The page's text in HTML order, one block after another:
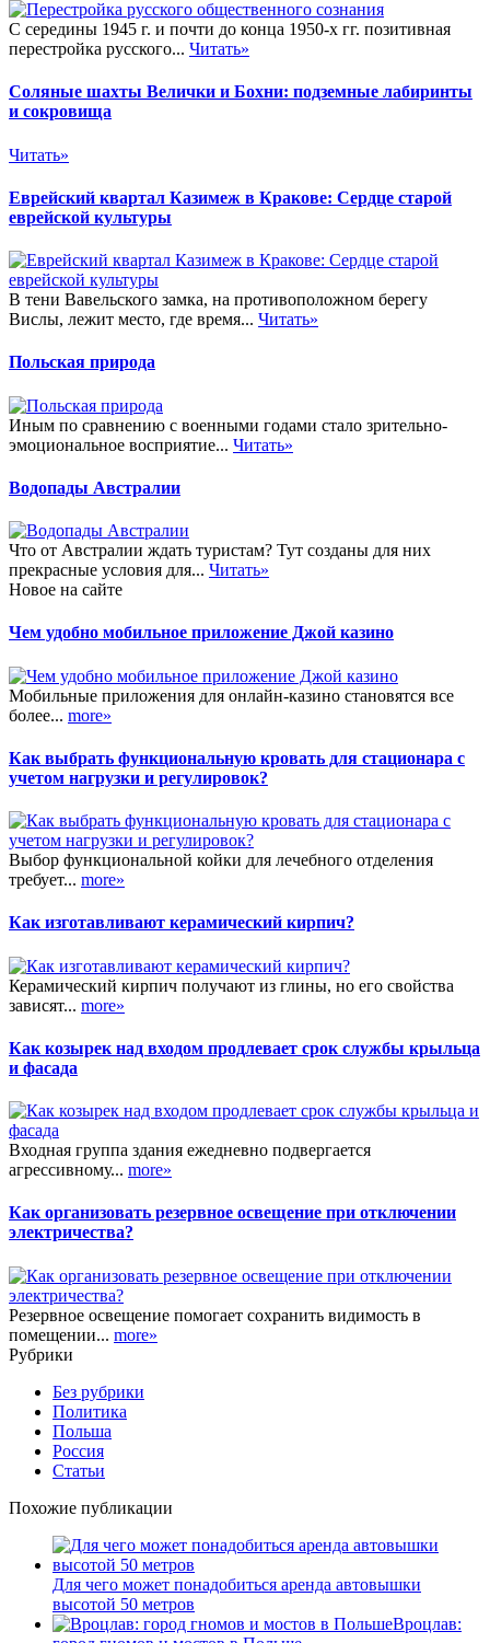
С середины 1945 г. и почти до конца 1950-х гг. позитивная
перестройка русского... Читать»
Соляные шахты Велички и Бохни: подземные лабиринты
и сокровища
Читать»
Еврейский квартал Казимеж в Кракове: Сердце старой
еврейской культуры
В тени Вавельского замка, на противоположном берегу
Вислы, лежит место, где время... Читать»
Польская природа
Иным по сравнению с военными годами стало зрительно-
эмоциональное восприятие... Читать»
Водопады Австралии
Что от Австралии ждать туристам? Тут созданы для них
прекрасные условия для... Читать»
Новое на сайте
Чем удобно мобильное приложение Джой казино
Мобильные приложения для онлайн-казино становятся все
более... more»
Как выбрать функциональную кровать для стационара с
учетом нагрузки и регулировок?
Выбор функциональной койки для лечебного отделения
требует... more»
Как изготавливают керамический кирпич?
Керамический кирпич получают из глины, но его свойства
зависят... more»
Как козырек над входом продлевает срок службы крыльца
и фасада
Входная группа здания ежедневно подвергается
агрессивному... more»
Как организовать резервное освещение при отключении
электричества?
Резервное освещение помогает сохранить видимость в
помещении... more»
Рубрики
Без рубрики
Политика
Польша
Россия
Статьи
Похожие публикации
Для чего может понадобиться аренда автовышки
высотой 50 метров
Вроцлав: